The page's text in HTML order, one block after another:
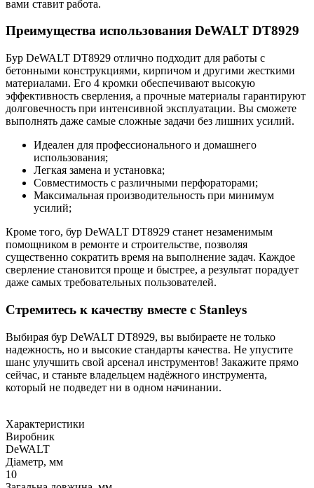
вами ставит работа.
Преимущества использования DeWALT DT8929
Бур DeWALT DT8929 отлично подходит для работы с
бетонными конструкциями, кирпичом и другими жесткими
материалами. Его 4 кромки обеспечивают высокую
эффективность сверления, а прочные материалы гарантируют
долговечность при интенсивной эксплуатации. Вы сможете
выполнять даже самые сложные задачи без лишних усилий.
Идеален для профессионального и домашнего
использования;
Легкая замена и установка;
Совместимость с различными перфораторами;
Максимальная производительность при минимум
усилий;
Кроме того, бур DeWALT DT8929 станет незаменимым
помощником в ремонте и строительстве, позволяя
существенно сократить время на выполнение задач. Каждое
сверление становится проще и быстрее, а результат порадует
даже самых требовательных пользователей.
Стремитесь к качеству вместе с Stanleys
Выбирая бур DeWALT DT8929, вы выбираете не только
надежность, но и высокие стандарты качества. Не упустите
шанс улучшить свой арсенал инструментов! Закажите прямо
сейчас, и станьте владельцем надёжного инструмента,
который не подведет ни в одном начинании.
Характеристики
Виробник
DeWALT
Діаметр, мм
10